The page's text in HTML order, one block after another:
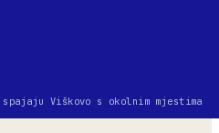
Viškovo s okolnim mjestima